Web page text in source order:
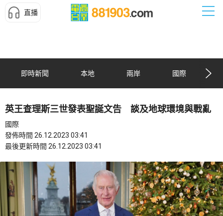
直播
即時新聞 本地 兩岸 國際
英王查理斯三世發表聖誕文告 談及地球環境與戰亂
國際
發佈時間 26.12.2023 03:41
最後更新時間 26.12.2023 03:41